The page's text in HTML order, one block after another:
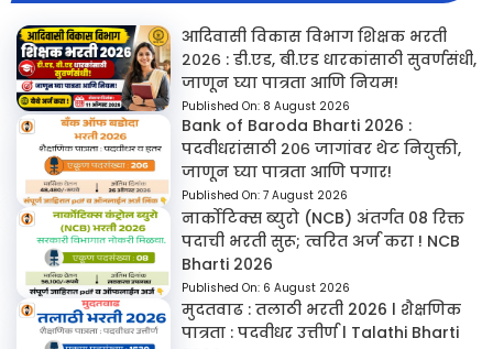
आदिवासी विकास विभाग शिक्षक भरती
२०२६ : डी.एड, बी.एड धारकांसाठी सुवर्णसंधी,
जाणून घ्या पात्रता आणि नियम!
Published On: 8 August 2026
Bank of Baroda Bharti 2026 :
पदवीधरांसाठी २०६ जागांवर थेट नियुक्ती,
जाणून घ्या पात्रता आणि पगार!
Published On: 7 August 2026
नार्कोटिक्स ब्युरो (NCB) अंतर्गत 08 रिक्त
पदाची भरती सुरू; त्वरित अर्ज करा ! NCB
Bharti 2026
Published On: 6 August 2026
मुदतवाढ : तलाठी भरती 2026 l शैक्षणिक
पात्रता : पदवीधर उत्तीर्ण l Talathi Bharti